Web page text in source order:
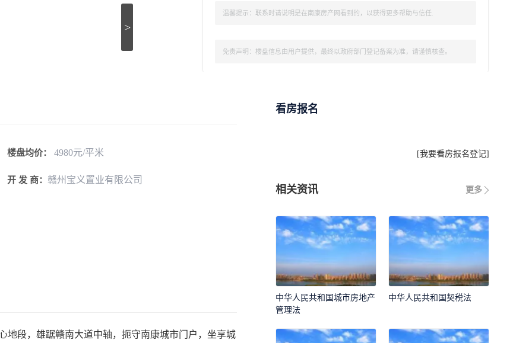
>
温馨提示：联系时请说明是在南康房产网看到的，以获得更多帮助与信任.
免责声明：楼盘信息由用户提供，最终以政府部门登记备案为准，请谨慎核查。
楼盘均价： 4980元/平米
开 发 商： 赣州宝义置业有限公司
地段，雄踞赣南大道中轴，扼守南康城市门户，坐享城
看房报名
[我要看房报名登记]
更多
相关资讯
中华人民共和国城市房地产
管理法
中华人民共和国契税法